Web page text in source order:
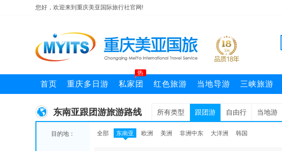
您好，欢迎来到重庆美亚国际旅行社官网!
首页 重庆多日游 私家团
热
红色旅游 当地导游 三峡旅游
东南亚跟团游旅游路线 所有类型 跟团游 自由行 当地游
目的地： 全部 东南亚 欧洲 美洲 非洲中东 大洋洲 韩国